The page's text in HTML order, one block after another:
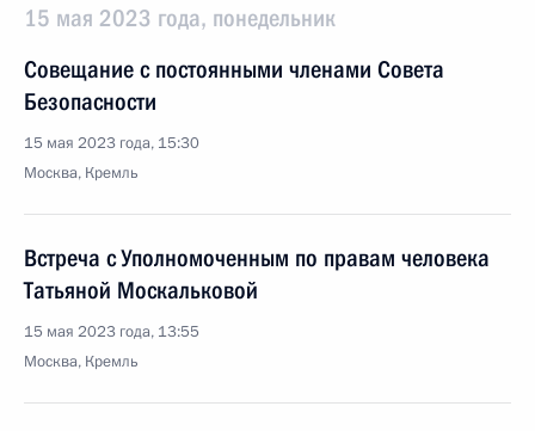
15 мая 2023 года, понедельник
Совещание с постоянными членами Совета
Безопасности
15 мая 2023 года, 15:30
Москва, Кремль
Встреча с Уполномоченным по правам человека
Татьяной Москальковой
15 мая 2023 года, 13:55
Москва, Кремль